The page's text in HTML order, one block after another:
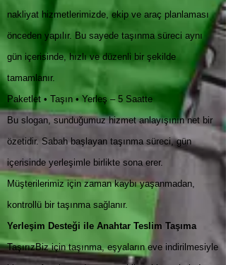
nakliyat hizmetlerimizde, ekip ve araç planlaması
önceden yapılır. Bu sayede taşınma süreci aynı
gün içerisinde, hızlı ve düzenli bir şekilde
tamamlanır.
Paketlet • Taşın • Yerleş – 5 Saatte
Bu slogan, sunduğumuz hizmet anlayışının net bir
özetidir. Sabah başlayan taşınma süreci, gün
içerisinde yerleşimle birlikte sona erer.
Müşterilerimiz için zaman kaybı yaşanmadan,
kontrollü bir taşınma sağlanır.
Yerleşim Desteği ile Anahtar Teslim Taşıma
TaşırızBiz için taşınma, eşyaların eve indirilmesiyle